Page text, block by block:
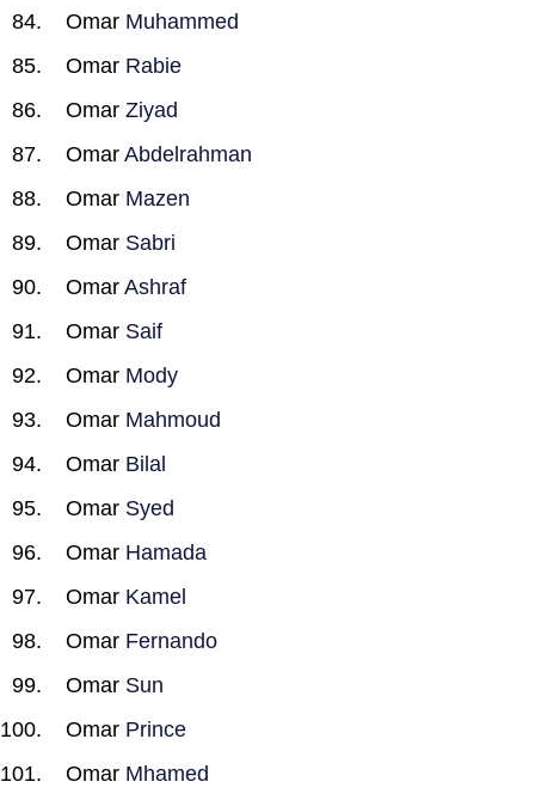
Omar Muhammed
Omar Rabie
Omar Ziyad
Omar Abdelrahman
Omar Mazen
Omar Sabri
Omar Ashraf
Omar Saif
Omar Mody
Omar Mahmoud
Omar Bilal
Omar Syed
Omar Hamada
Omar Kamel
Omar Fernando
Omar Sun
Omar Prince
Omar Mhamed